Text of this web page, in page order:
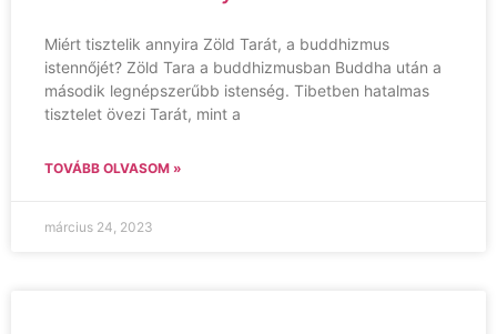
Miért tisztelik annyira Zöld Tarát, a buddhizmus
istennőjét? Zöld Tara a buddhizmusban Buddha után a
második legnépszerűbb istenség. Tibetben hatalmas
tisztelet övezi Tarát, mint a
TOVÁBB OLVASOM »
március 24, 2023